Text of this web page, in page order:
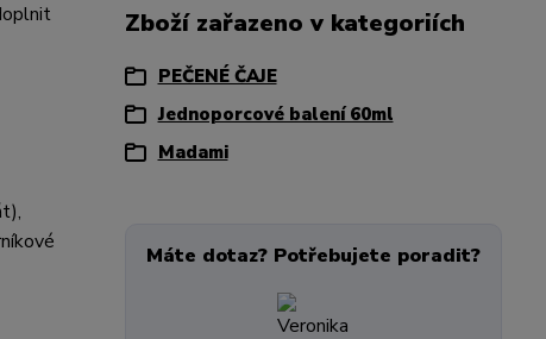
Zboží zařazeno v kategoriích
PEČENÉ ČAJE
Jednoporcové balení 60ml
Madami
Máte dotaz? Potřebujete poradit?